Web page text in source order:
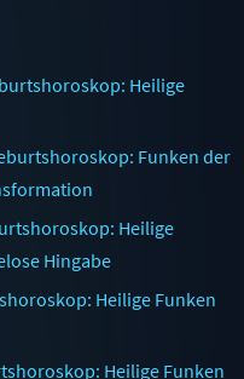
Heilige
Funken der
Heilige
Hingabe
Heilige Funken
Heilige Funken